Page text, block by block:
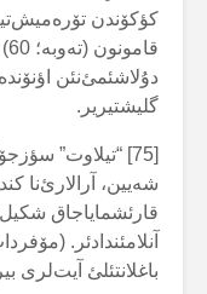
کؤکۆندن
دۇلاشئمئ‌نئن
گلیشتیریر.
[75] “تیلاوت”
شەیین، آرالارئ‌نا
قارئشمایاجاق
آنلامئندادئر.
باغلانتئلئ آیت‌لری